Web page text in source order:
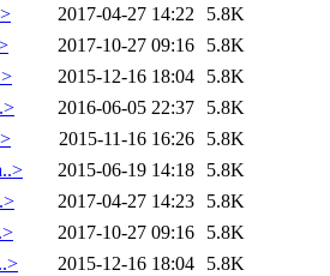
2017-04-27 14:22
5.8K
2017-10-27 09:16
5.8K
2015-12-16 18:04
5.8K
2016-06-05 22:37
5.8K
2015-11-16 16:26
5.8K
2015-06-19 14:18
5.8K
2017-04-27 14:23
5.8K
2017-10-27 09:16
5.8K
2015-12-16 18:04
5.8K